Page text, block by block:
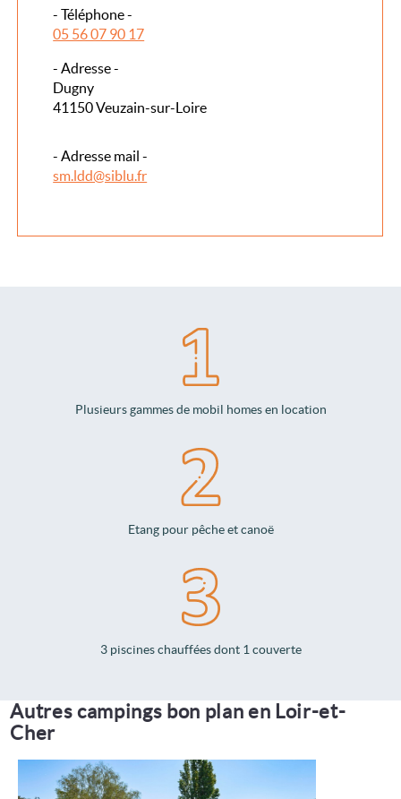
Plusieurs gammes de mobil homes en location
Etang pour pêche et canoë
3 piscines chauffées dont 1 couverte
- Téléphone -
05 56 07 90 17
- Adresse -
Dugny
41150 Veuzain-sur-Loire
- Adresse mail -
sm.ldd@siblu.fr
Autres campings bon plan en Loir-et-
Cher